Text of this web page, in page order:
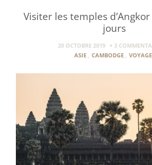
Visiter les temples
jours
20 OCTOBRE 2019
3
ASIE , CAMBODGE ,